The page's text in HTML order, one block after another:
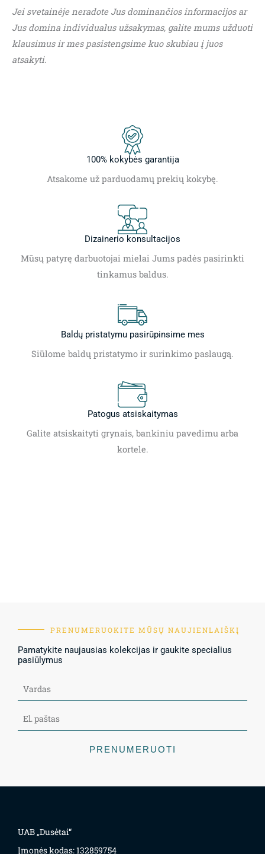
Jei svetainėje neradote Jus dominančios informacijos ar
Jus domina individualus užsakymas, galite mums užduoti
klausimus ir mes pasistengsime kuo skubiau į juos
atsakyti.
100% kokybės garantija
Atsakome už parduodamų prekių kokybę.
Dizainerio konsultacijos
Mūsų patyrę darbuotojai mielai Jums padės pasirinkti
tinkamus baldus.
Baldų pristatymu pasirūpinsime mes
Siūlome baldų pristatymo ir surinkimo paslaugą.
Patogus atsiskaitymas
Galite atsiskaityti grynais, bankiniu pavedimu arba
kortele.
PRENUMERUOKITE MŪSŲ NAUJIENLAIŠKĮ
Pamatykite naujausias kolekcijas ir gaukite specialius
pasiūlymus
PRENUMERUOTI
UAB „Dusėtai“
Įmonės kodas: 132859754